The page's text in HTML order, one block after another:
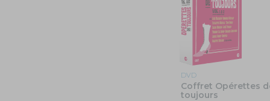
DVD
Coffret Opérettes
toujours